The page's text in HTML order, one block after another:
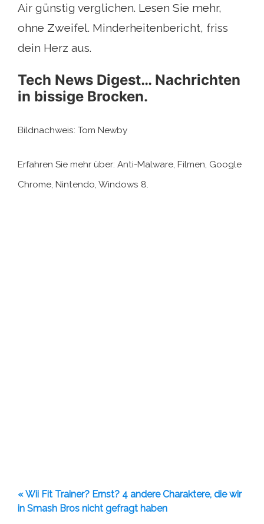
Air günstig verglichen. Lesen Sie mehr,
ohne Zweifel. Minderheitenbericht, friss
dein Herz aus.
Tech News Digest… Nachrichten
in bissige Brocken.
Bildnachweis: Tom Newby
Erfahren Sie mehr über: Anti-Malware, Filmen, Google
Chrome, Nintendo, Windows 8.
« Wii Fit Trainer? Ernst? 4 andere Charaktere, die wir
in Smash Bros nicht gefragt haben